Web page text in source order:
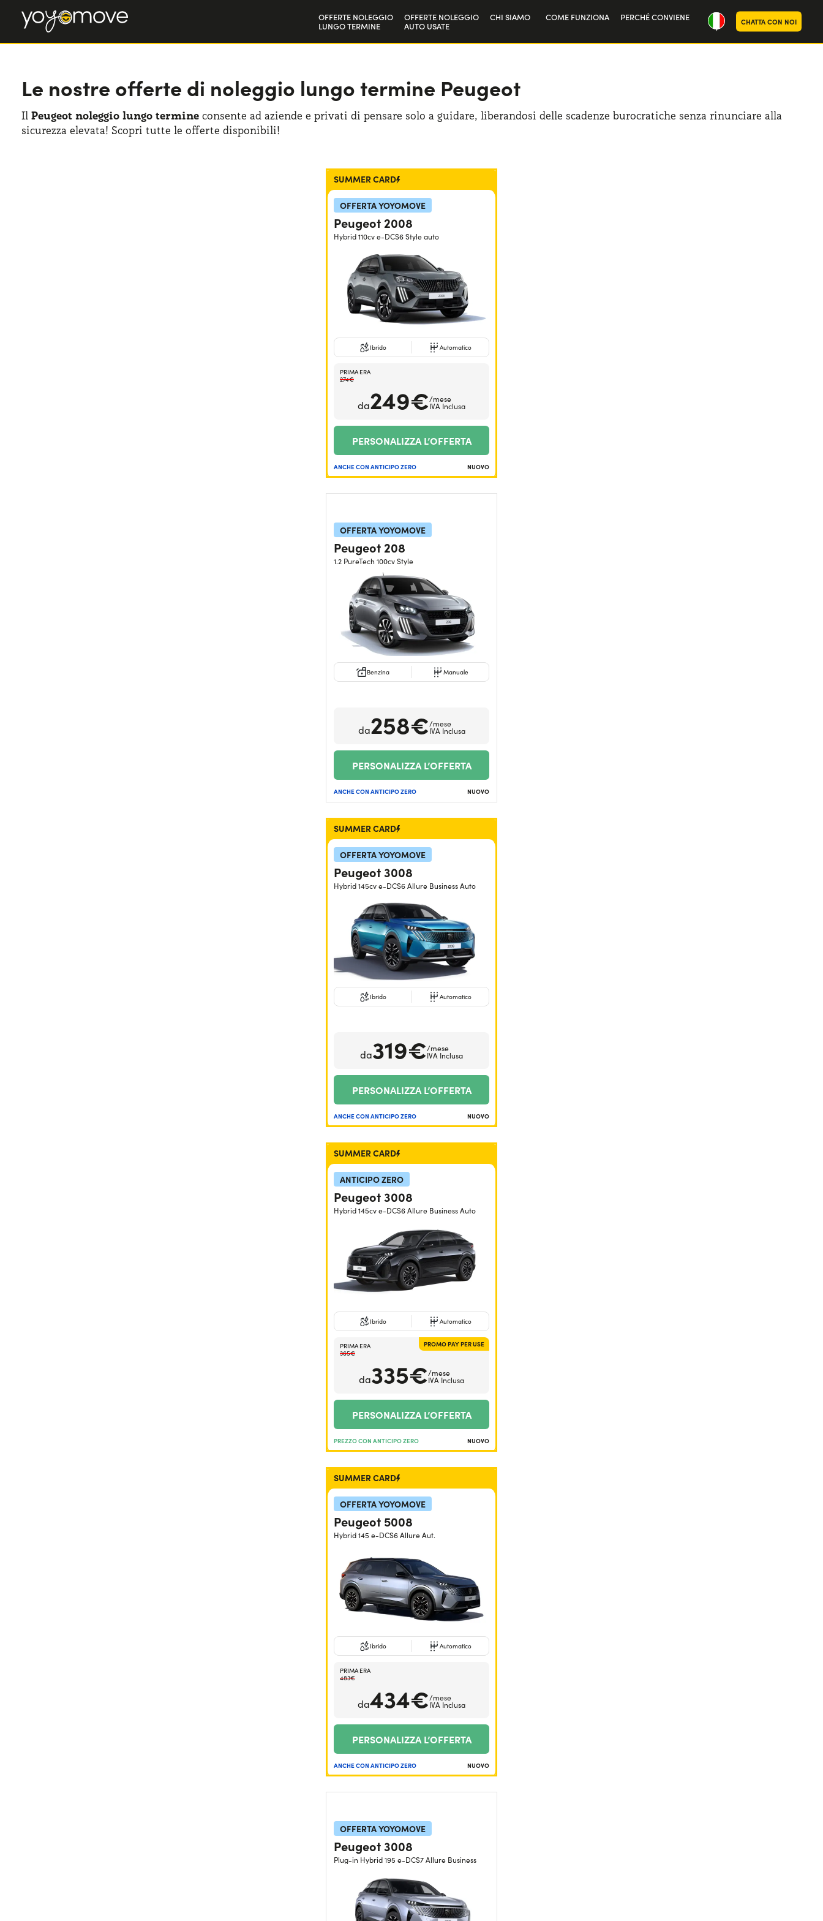
OFFERTE NOLEGGIO
LUNGO TERMINE
OFFERTE NOLEGGIO
AUTO USATE
CHI SIAMO COME FUNZIONA PERCHÉ CONVIENE CHATTA CON NOI
Le nostre offerte di noleggio lungo termine Peugeot
Il Peugeot noleggio lungo termine consente ad aziende e privati di pensare solo a guidare, liberandosi delle scadenze burocratiche senza rinunciare alla
sicurezza elevata! Scopri tutte le offerte disponibili!
SUMMER CARD
OFFERTA YOYOMOVE
Peugeot 2008
Hybrid 110cv e-DCS6 Style auto
Ibrido Automatico
PRIMA ERA
274€
da249€/mese
IVA Inclusa
PERSONALIZZA L’OFFERTA
ANCHE CON ANTICIPO ZERO NUOVO
OFFERTA YOYOMOVE
Peugeot 208
1.2 PureTech 100cv Style
Benzina Manuale
da258€/mese
IVA Inclusa
PERSONALIZZA L’OFFERTA
ANCHE CON ANTICIPO ZERO NUOVO
SUMMER CARD
OFFERTA YOYOMOVE
Peugeot 3008
Hybrid 145cv e-DCS6 Allure Business Auto
Ibrido Automatico
da319€/mese
IVA Inclusa
PERSONALIZZA L’OFFERTA
ANCHE CON ANTICIPO ZERO NUOVO
SUMMER CARD
ANTICIPO ZERO
Peugeot 3008
Hybrid 145cv e-DCS6 Allure Business Auto
Ibrido Automatico
PRIMA ERA
365€
PROMO PAY PER USE
da335€/mese
IVA Inclusa
PERSONALIZZA L’OFFERTA
PREZZO CON ANTICIPO ZERO NUOVO
SUMMER CARD
OFFERTA YOYOMOVE
Peugeot 5008
Hybrid 145 e-DCS6 Allure Aut.
Ibrido Automatico
PRIMA ERA
483€
da434€/mese
IVA Inclusa
PERSONALIZZA L’OFFERTA
ANCHE CON ANTICIPO ZERO NUOVO
OFFERTA YOYOMOVE
Peugeot 3008
Plug-in Hybrid 195 e-DCS7 Allure Business